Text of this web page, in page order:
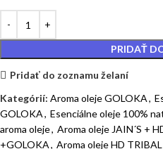
PRIDAŤ
Pridať do zoznamu želaní
Kategórií: Aroma oleje GOLOKA,
GOLOKA, Esenciálne oleje 100%
aroma oleje, Aroma oleje JAIN´S +
+GOLOKA, Aroma oleje HD